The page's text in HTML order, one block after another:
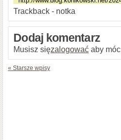
Trackback - notka
Dodaj komentarz
Musisz sięzalogować aby
« Starsze wpisy